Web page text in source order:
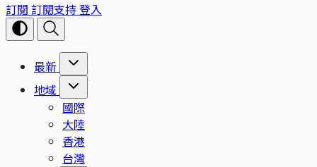
訂閱 訂閱支持登入
最新
地域
國際
大陸
香港
台灣